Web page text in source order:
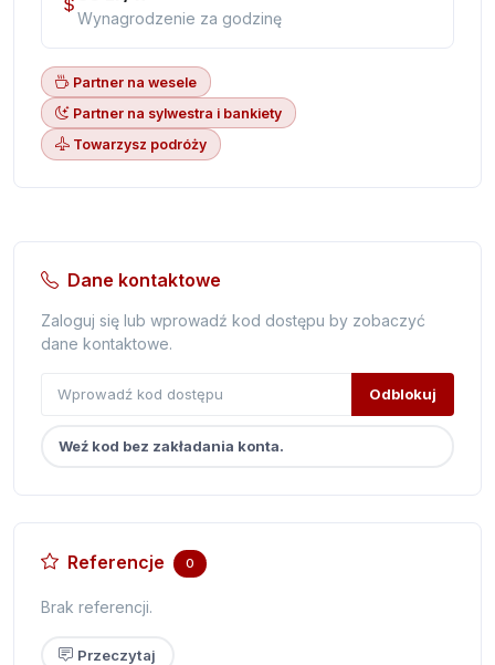
Wynagrodzenie za godzinę
Partner na wesele
Partner na sylwestra i bankiety
Towarzysz podróży
Dane kontaktowe
Zaloguj się lub wprowadź kod dostępu by zobaczyć
dane kontaktowe.
Odblokuj
Weź kod bez zakładania konta.
Referencje 0
Brak referencji.
Przeczytaj